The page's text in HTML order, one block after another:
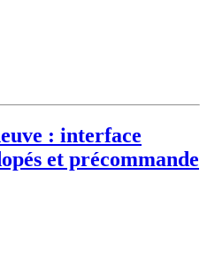
: interface
et précommande